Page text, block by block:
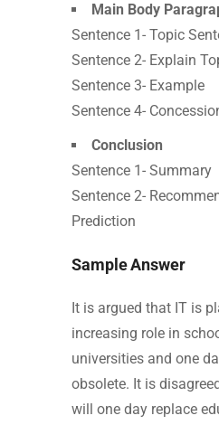
Main Body
Sentence 1- Topic
Sentence 2- Explain
Sentence 3- Example
Sentence 4-
Conclusion
Sentence 1- Summary
Sentence 2-
Prediction
Sample Answer
It is argued that IT is
increasing role in
universities and one
obsolete. It is
will one day replace